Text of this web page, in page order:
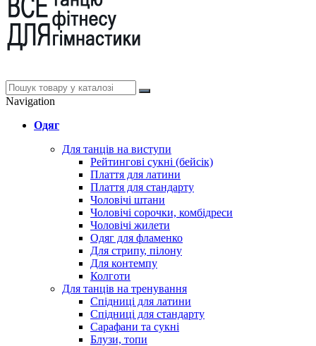
Navigation
Одяг
Для танців на виступи
Рейтингові сукні (бейсік)
Плаття для латини
Плаття для стандарту
Чоловічі штани
Чоловічі сорочки, комбідреси
Чоловічі жилети
Одяг для фламенко
Для стрипу, пілону
Для контемпу
Колготи
Для танців на тренування
Спідниці для латини
Спідниці для стандарту
Сарафани та сукні
Блузи, топи